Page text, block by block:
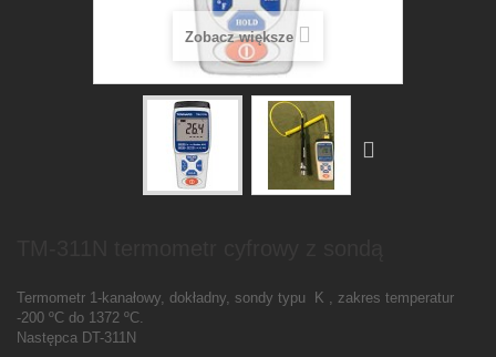
Zobacz większe
Termometr 1-kanałowy, dokładny, sondy typu K , zakres temperatur
-200 ºC do 1372 ºC.
Następca DT-311N